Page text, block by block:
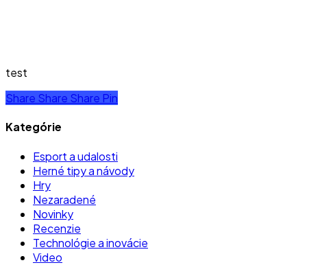
test
Share Share Share Pin
Kategórie
Esport a udalosti
Herné tipy a návody
Hry
Nezaradené
Novinky
Recenzie
Technológie a inovácie
Video